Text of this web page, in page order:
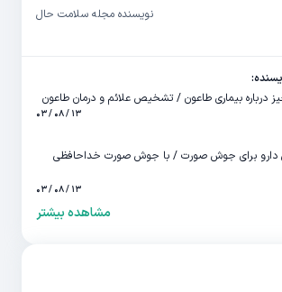
نویسنده مجله سلامت حال
بیماری طاعون / تشخیص علائم و درمان طاعون
۱۳ / ۰۸ / ۰۳
دارو برای جوش صورت / با جوش صورت خداحافظی
۱۳ / ۰۸ / ۰۳
مشاهده بیشتر